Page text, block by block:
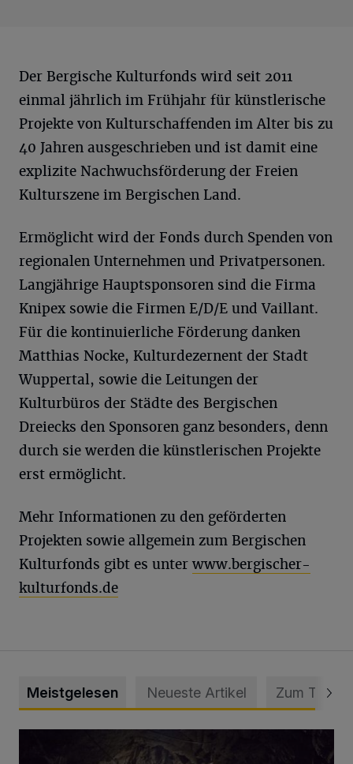
Der Bergische Kulturfonds wird seit 2011
einmal jährlich im Frühjahr für künstlerische
Projekte von Kulturschaffenden im Alter bis zu
40 Jahren ausgeschrieben und ist damit eine
explizite Nachwuchsförderung der Freien
Kulturszene im Bergischen Land.
Ermöglicht wird der Fonds durch Spenden von
regionalen Unternehmen und Privatpersonen.
Langjährige Hauptsponsoren sind die Firma
Knipex sowie die Firmen E/D/E und Vaillant.
Für die kontinuierliche Förderung danken
Matthias Nocke, Kulturdezernent der Stadt
Wuppertal, sowie die Leitungen der
Kulturbüros der Städte des Bergischen
Dreiecks den Sponsoren ganz besonders, denn
durch sie werden die künstlerischen Projekte
erst ermöglicht.
Mehr Informationen zu den geförderten
Projekten sowie allgemein zum Bergischen
Kulturfonds gibt es unter www.bergischer-
kulturfonds.de
Meistgelesen Neueste Artikel Zum Thema